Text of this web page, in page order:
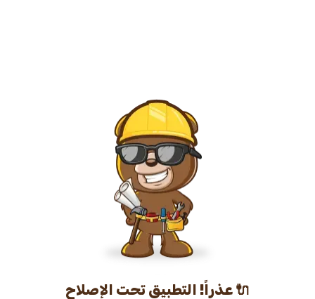
عذراً! التطبيق تحت الإصلاح 🔌